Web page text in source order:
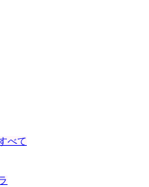
べて